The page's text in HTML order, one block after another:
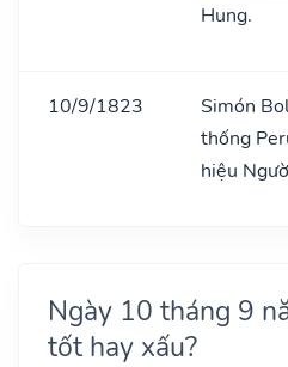
Hung.
10/9/1823
Simón
thống
hiệu
Ngày 10 tháng 9
tốt hay xấu?